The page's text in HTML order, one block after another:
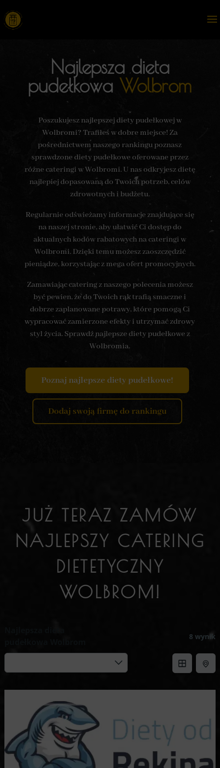
Najlepsza dieta
pudełkowa Wolbrom
Poszukujesz najlepszej diety pudełkowej w
Wolbromi? Trafiłeś w dobre miejsce! Za
pośrednictwem naszego rankingu poznasz
sprawdzone diety pudełkowe oferowane przez
różne cateringi w Wolbromi. U nas odkryjesz dietę
najlepiej dopasowaną do Twoich potrzeb, celów
zdrowotnych i budżetu.
Regularnie odświeżamy informacje znajdujące się
na naszej stronie, aby ułatwić Ci dostęp do
aktualnych kodów rabatowych na cateringi w
Wolbromi. Dzięki temu możesz zaoszczędzić
pieniądze, korzystając z mega ofert promocyjnych.
Zamawiając catering z naszego polecenia możesz
być pewien, że do Twoich rąk trafią smaczne i
dobrze zaplanowane potrawy, które pomogą Ci
wypracować zamierzone efekty i utrzymać zdrowy
styl życia. Sprawdź najlepsze diety pudełkowe z
Wolbromia.
Poznaj najlepsze diety pudełkowe!
Dodaj swoją firmę do rankingu
JUŻ TERAZ ZAMÓW
NAJLEPSZY CATERING
DIETETYCZNY
WOLBROM!
8 wynik